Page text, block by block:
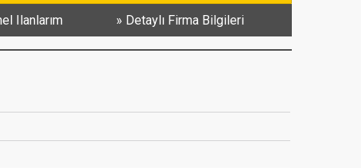
Ilanlarım Detaylı Firma Bilgileri